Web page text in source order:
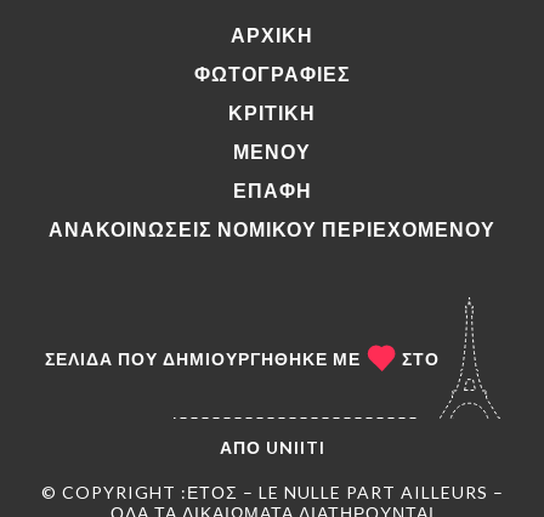
ΑΡΧΙΚΉ
ΦΩΤΟΓΡΑΦΊΕΣ
ΚΡΙΤΙΚΉ
ΜΕΝΟΎ
ΕΠΑΦΉ
ΑΝΑΚΟΙΝΏΣΕΙΣ ΝΟΜΙΚΟΎ ΠΕΡΙΕΧΟΜΈΝΟΥ
© COPYRIGHT :ΈΤΟΣ – LE NULLE PART AILLEURS –
ΌΛΑ ΤΑ ΔΙΚΑΙΏΜΑΤΑ ΔΙΑΤΗΡΟΎΝΤΑΙ
ΣΕΛΊΔΑ ΠΟΥ ΔΗΜΙΟΥΡΓΉΘΗΚΕ ΜΕ ΣΤΟ
ΑΠΌ UNIITI